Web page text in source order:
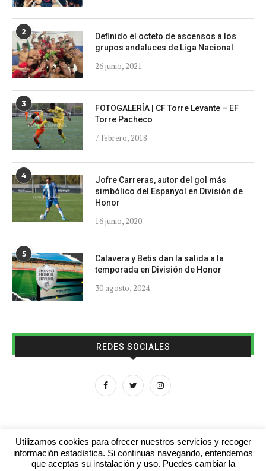
2
Definido el octeto de ascensos a los
grupos andaluces de Liga Nacional
26 junio, 2021
3
FOTOGALERÍA | CF Torre Levante – EF
Torre Pacheco
7 febrero, 2018
4
Jofre Carreras, autor del gol más
simbólico del Espanyol en División de
Honor
16 junio, 2020
5
Calavera y Betis dan la salida a la
temporada en División de Honor
30 agosto, 2024
REDES SOCIALES
Utilizamos cookies para ofrecer nuestros servicios y recoger
información estadística. Si continuas navegando, entendemos
que aceptas su instalación y uso. Puedes cambiar la